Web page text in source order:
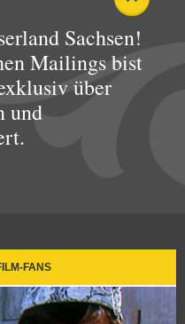
Sachsen!
Mailings bist
über
und
FANS